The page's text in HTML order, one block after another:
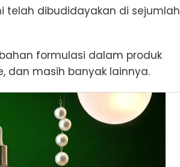
telah dibudidayakan di sejumlah
formulasi dalam produk
dan masih banyak lainnya.